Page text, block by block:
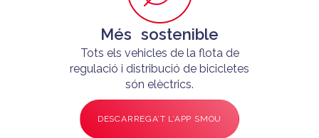
Més sostenible
Tots els vehicles de la flota de
regulació i distribució de bicicletes
són elèctrics.
DESCARREGA’T L’APP SMOU